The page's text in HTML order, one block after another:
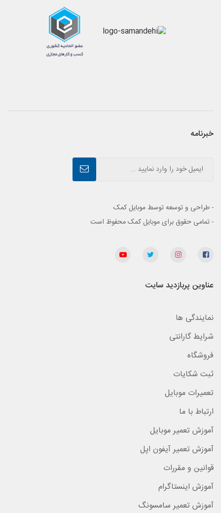
خبرنامه
- طراحی و توسعه توسط موبایل کمک
- تمامی حقوق برای موبایل کمک محفوظ است
عناوین پربازدید سایت
نمایندگی ها
شرایط گارانتی
فروشگاه
ثبت شکایات
تعمیرات موبایل
ارتباط با ما
آموزش تعمیر موبایل
آموزش تعمیر آیفون اپل
قوانین و مقررات
آموزش اینستاگرام
آموزش تعمیر سامسونگ